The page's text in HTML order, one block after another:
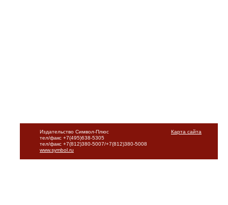
Карта сайта
Издательство Символ-Плюс
тел/факс +7(495)638-5305
тел/факс +7(812)380-5007/+7(812)380-5008
www.symbol.ru